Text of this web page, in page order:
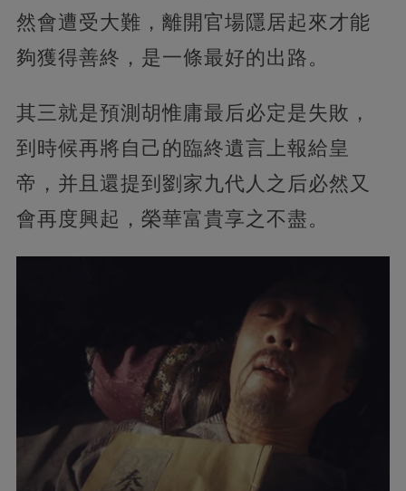
然會遭受大難，離開官場隱居起來才能
夠獲得善終，是一條最好的出路。
其三就是預測胡惟庸最后必定是失敗，
到時候再將自己的臨終遺言上報給皇
帝，并且還提到劉家九代人之后必然又
會再度興起，榮華富貴享之不盡。